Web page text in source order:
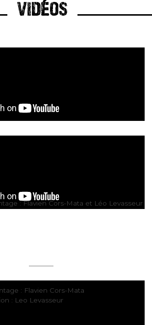
VIDÉOS
: Flavien Cors-Mata et Léo Levasseur
: Flavien Cors-Mata
: Leo Levasseur